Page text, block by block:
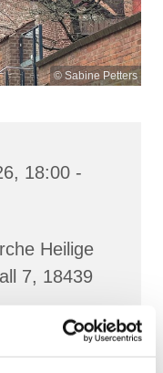
© Sabine Petters
18:00 -
Heilige
7, 18439